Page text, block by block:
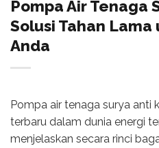
Pompa Air Tenaga
Solusi Tahan
Anda
Pompa air tenaga surya anti
terbaru dalam dunia energi
menjelaskan secara rinci